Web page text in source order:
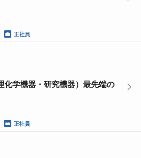
正社員
化学機器・研究機器）最先端の
正社員